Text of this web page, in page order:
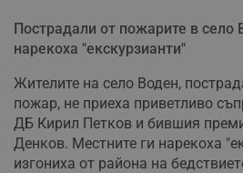
Пострадали от пожарите в село
нарекоха "екскурзианти"
Жителите на село Воден,
пожар, не приеха приветливо
ДБ Кирил Петков и бившия
Денков. Местните ги нарекоха
изгониха от района на